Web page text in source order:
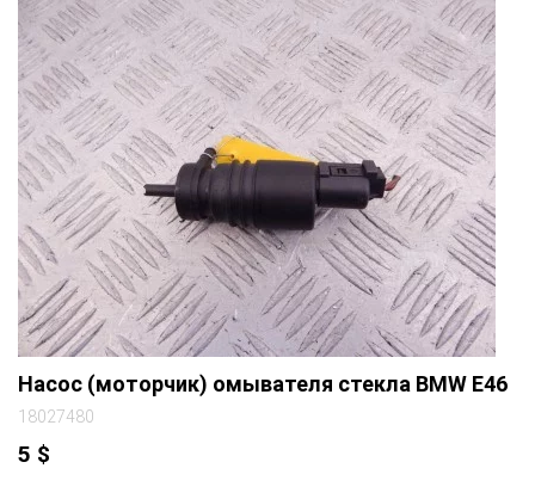
Насос (моторчик) омывателя стекла BMW E46
18027480
5 $